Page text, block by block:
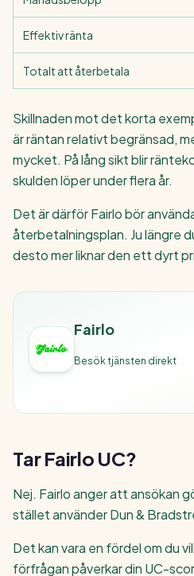
Effektiv ränta
Totalt att återbetala
Skillnaden mot det korta
är räntan relativt begränsad,
mycket. På lång sikt blir
skulden löper under flera år.
Det är därför Fairlo bör
återbetalningsplan. Ju längre
desto mer liknar den ett dyrt
Fairlo
Besök tjänsten direkt
Tar Fairlo UC?
Nej. Fairlo anger att ansökan
stället använder Dun &
Det kan vara en fördel om du
förfrågan påverkar din UC-